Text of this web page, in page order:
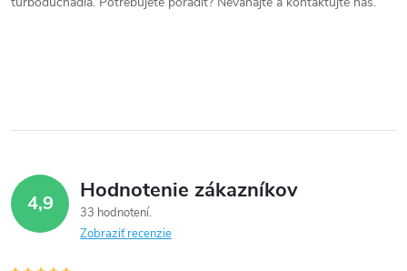
r
v4,9 Hodnotenie zákazníkov
33 hodnotení
Zobraziť recenzie